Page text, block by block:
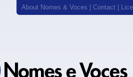
About Nomes & Voces Contact